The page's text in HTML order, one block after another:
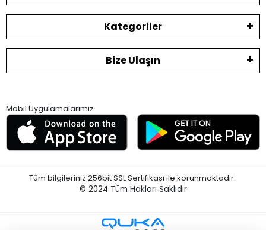
Kategoriler
Bize Ulaşın
Mobil Uygulamalarımız
Tüm bilgileriniz 256bit SSL Sertifikası ile korunmaktadır.
© 2024 Tüm Hakları Saklıdır